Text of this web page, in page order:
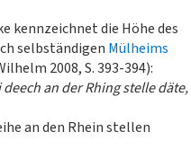
kennzeichnet die Höhe des
selbständigen Mülheims
2008, S. 393-394):
an der Rhing stelle däte,
an den Rhein stellen